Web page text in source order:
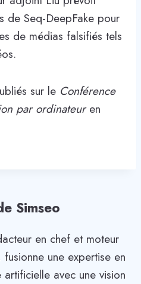
de Seq-DeepFake pour
de médias falsifiés tels
sur le Conférence
par ordinateuren
Simseo
en chef et moteur
fusionne une expertise en
artificielle avec une vision